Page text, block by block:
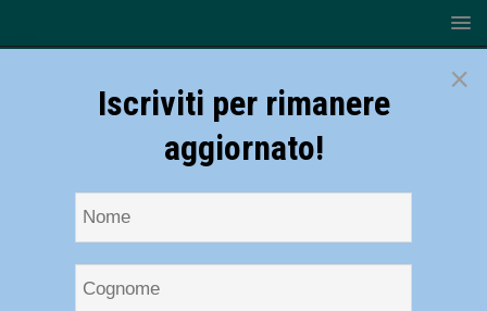
×
Iscriviti per rimanere
aggiornato!